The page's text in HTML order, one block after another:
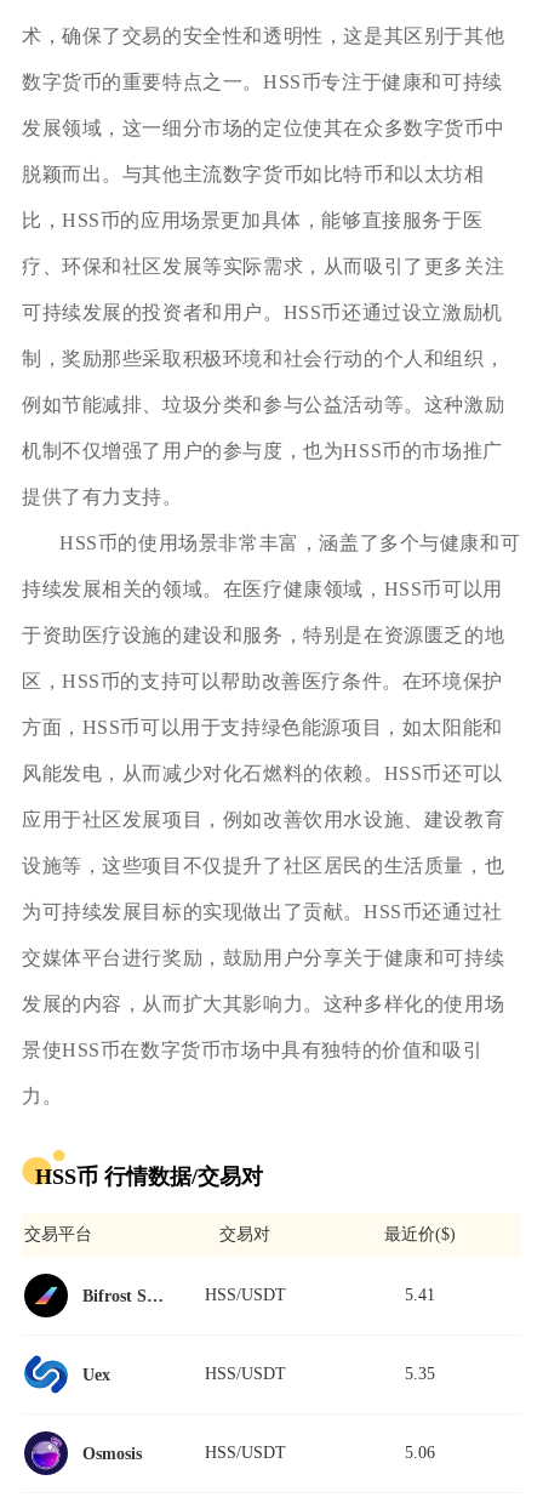
术，确保了交易的安全性和透明性，这是其区别于其他
数字货币的重要特点之一。HSS币专注于健康和可持续
发展领域，这一细分市场的定位使其在众多数字货币中
脱颖而出。与其他主流数字货币如比特币和以太坊相
比，HSS币的应用场景更加具体，能够直接服务于医
疗、环保和社区发展等实际需求，从而吸引了更多关注
可持续发展的投资者和用户。HSS币还通过设立激励机
制，奖励那些采取积极环境和社会行动的个人和组织，
例如节能减排、垃圾分类和参与公益活动等。这种激励
机制不仅增强了用户的参与度，也为HSS币的市场推广
提供了有力支持。
HSS币的使用场景非常丰富，涵盖了多个与健康和可
持续发展相关的领域。在医疗健康领域，HSS币可以用
于资助医疗设施的建设和服务，特别是在资源匮乏的地
区，HSS币的支持可以帮助改善医疗条件。在环境保护
方面，HSS币可以用于支持绿色能源项目，如太阳能和
风能发电，从而减少对化石燃料的依赖。HSS币还可以
应用于社区发展项目，例如改善饮用水设施、建设教育
设施等，这些项目不仅提升了社区居民的生活质量，也
为可持续发展目标的实现做出了贡献。HSS币还通过社
交媒体平台进行奖励，鼓励用户分享关于健康和可持续
发展的内容，从而扩大其影响力。这种多样化的使用场
景使HSS币在数字货币市场中具有独特的价值和吸引
力。
HSS币 行情数据/交易对
交易平台 交易对 最近价($)
Bifrost Swap HSS/USDT 5.41
Uex HSS/USDT 5.35
Osmosis HSS/USDT 5.06